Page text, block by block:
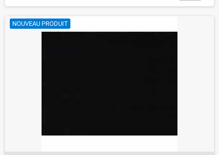
NOUVEAU PRODUIT